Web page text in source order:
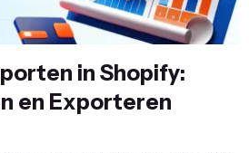
in Shopify:
en Exporteren